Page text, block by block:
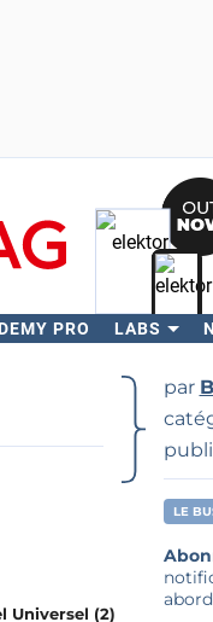
PRO LABS
Rechercher
par
LE